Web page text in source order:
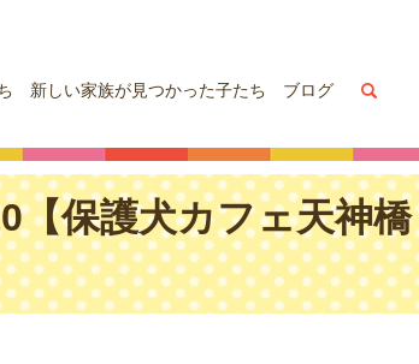
新しい家族が見つかった子たち ブログ
【保護犬カフェ天神橋